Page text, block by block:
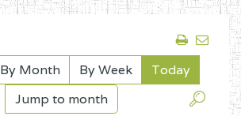
By Month By Week
Today
Jump to month